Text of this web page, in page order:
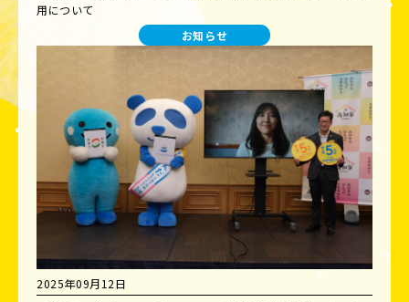
用について
お知らせ
2025年09月12日